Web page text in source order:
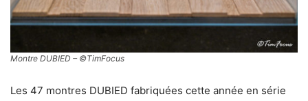
Montre DUBIED – ©TimFocus
Les 47 montres DUBIED fabriquées cette année en série